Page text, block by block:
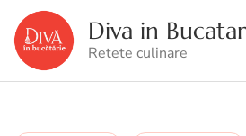
Diva in
Retete culinare